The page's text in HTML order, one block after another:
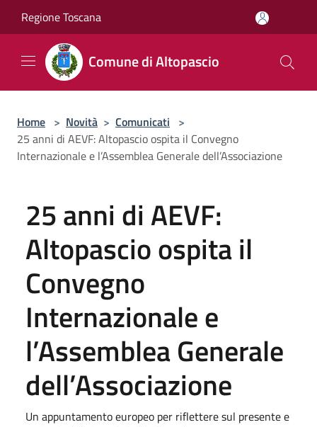
Regione Toscana
Comune di Altopascio
Home > Novità > Comunicati >
25 anni di AEVF: Altopascio ospita il Convegno
Internazionale e l’Assemblea Generale dell’Associazione
25 anni di AEVF:
Altopascio ospita il
Convegno
Internazionale e
l’Assemblea Generale
dell’Associazione
Un appuntamento europeo per riflettere sul presente e